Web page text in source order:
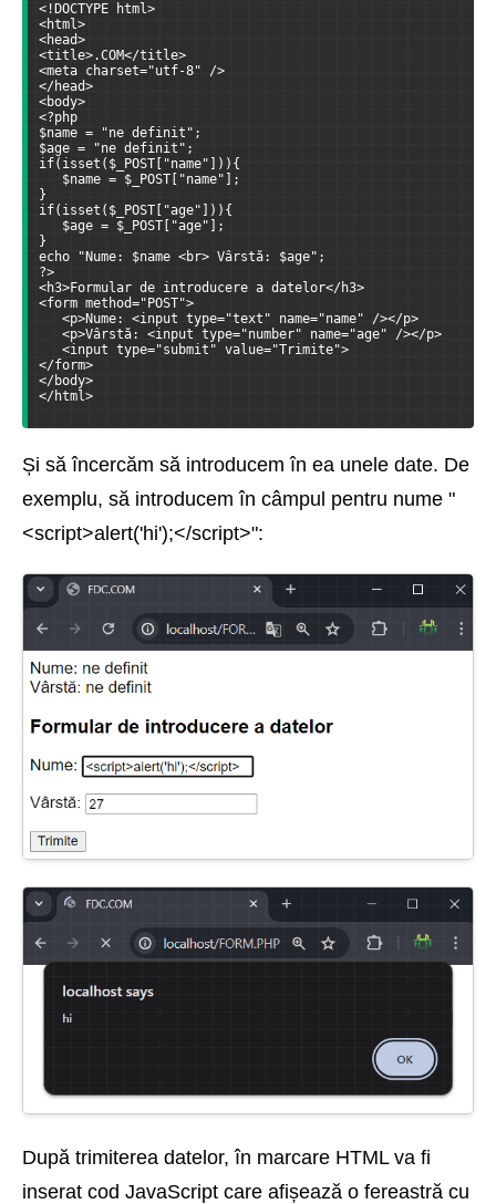
<!DOCTYPE html>
<html>
<head>
<title>.COM</title>
<meta charset="utf-8" />
</head>
<body>
<?php
$name = "ne definit";
$age = "ne definit";
if(isset($_POST["name"])){
$name = $_POST["name"];
}
if(isset($_POST["age"])){
$age = $_POST["age"];
}
echo "Nume: $name <br> Vârstă: $age";
?>
<h3>Formular de introducere a datelor</h3>
<form method="POST">
<p>Nume: <input type="text" name="name" /></p>
<p>Vârstă: <input type="number" name="age" /></p>
<input type="submit" value="Trimite">
</form>
</body>
</html>
Și să încercăm să introducem în ea unele date. De
exemplu, să introducem în câmpul pentru nume "
<script>alert('hi');</script>":
După trimiterea datelor, în marcare HTML va fi
inserat cod JavaScript care afișează o fereastră cu